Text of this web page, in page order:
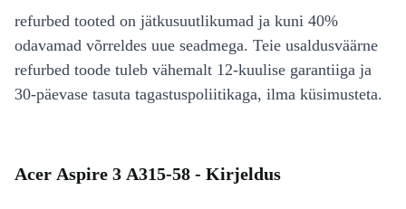
refurbed tooted on jätkusuutlikumad ja kuni 40%
odavamad võrreldes uue seadmega. Teie usaldusväärne
refurbed toode tuleb vähemalt 12-kuulise garantiiga ja
30-päevase tasuta tagastuspoliitikaga, ilma küsimusteta.
Acer Aspire 3 A315-58 - Kirjeldus